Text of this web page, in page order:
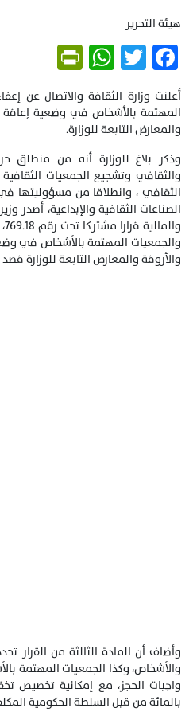
هيئة التحرير
Facebook
Twitter
أعلنت وزارة الثقافة والاتصال عن
المهتمة بالأشخاص في وضعية إعاقة
والمعارض التابعة للوزارة.
وذكر بلاغ للوزارة أنه من منطلق
والثقافي وتشجيع الجمعيات
الثقافي ، وانطلاقا من مسؤوليتها
الصناعات الثقافية والإبداعية، أصدر
والجمعيات المهتمة بالأشخاص في
والأروقة والمعارض التابعة للوزارة
وأضاف أن المادة الثالثة من القرار
والأشخاص، وكذا الجمعيات المهتمة
بالمائة من قبل السلطة الحكومية